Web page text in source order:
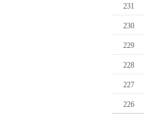
231
230
229
228
227
226